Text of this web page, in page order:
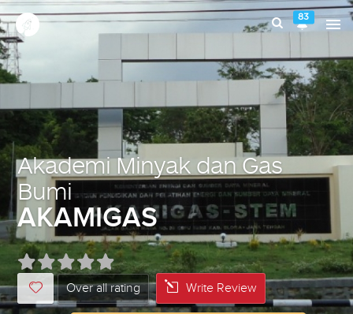
83
Akademi Minyak dan Gas
Bumi
AKAMIGAS
Over all rating Write Review